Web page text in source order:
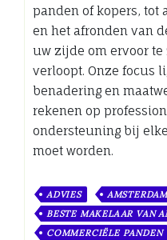
panden of kopers, tot
en het afronden van
uw zijde om ervoor te
verloopt. Onze focus
benadering en
rekenen op
ondersteuning bij
moet worden.
ADVIES
BESTE MAKELAAR VAN
COMMERCIËLE PANDEN